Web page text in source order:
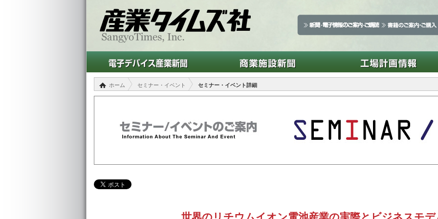
ホーム セミナー・イベント セミナー・イベント詳細